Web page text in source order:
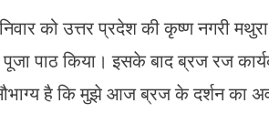
को उत्तर प्रदेश की कृष्ण नगरी
पाठ किया। इसके बाद ब्रज रज
है कि मुझे आज ब्रज के दर्शन का